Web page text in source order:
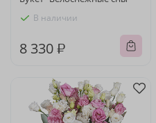
В наличии
8 330 ₽